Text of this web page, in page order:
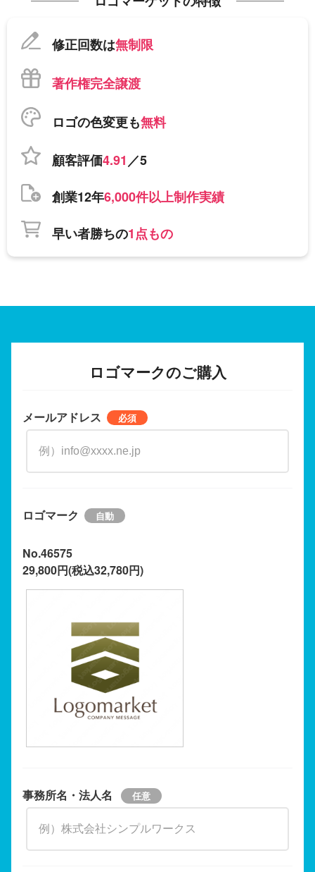
修正回数は無制限
著作権完全譲渡
ロゴの色変更も無料
顧客評価4.91／5
創業12年6,000件以上制作実績
早い者勝ちの1点もの
ロゴマークのご購入
メールアドレス
ロゴマーク
No.46575
29,800円(税込32,780円)
事務所名・法人名